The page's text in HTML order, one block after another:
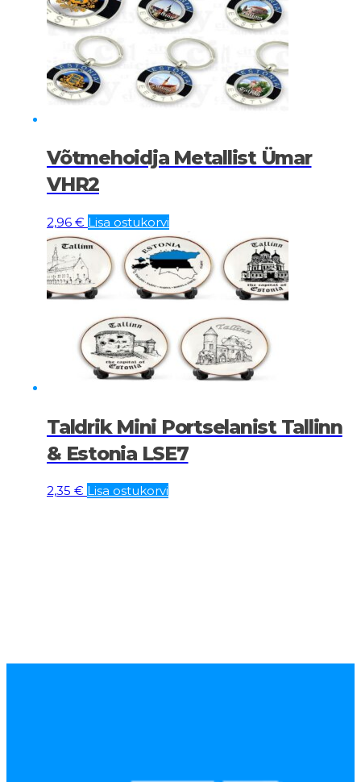
Võtmehoidja Metallist Ümar
VHR2
2,96 € Lisa ostukorvi
Taldrik Mini Portselanist Tallinn
& Estonia LSE7
2,35 € Lisa ostukorvi